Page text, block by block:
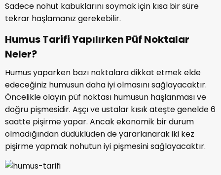
Sadece nohut kabuklarını soymak için kısa bir süre
tekrar haşlamanız gerekebilir.
Humus Tarifi Yapılırken Püf Noktalar
Neler?
Humus yaparken bazı noktalara dikkat etmek elde
edeceğiniz humusun daha iyi olmasını sağlayacaktır.
Öncelikle olayın püf noktası humusun haşlanması ve
doğru pişmesidir. Aşçı ve ustalar kısık ateşte genelde 6
saatte pişirme yapar. Ancak ekonomik bir durum
olmadığından düdüklüden de yararlanarak iki kez
pişirme yapmak nohutun iyi pişmesini sağlayacaktır.